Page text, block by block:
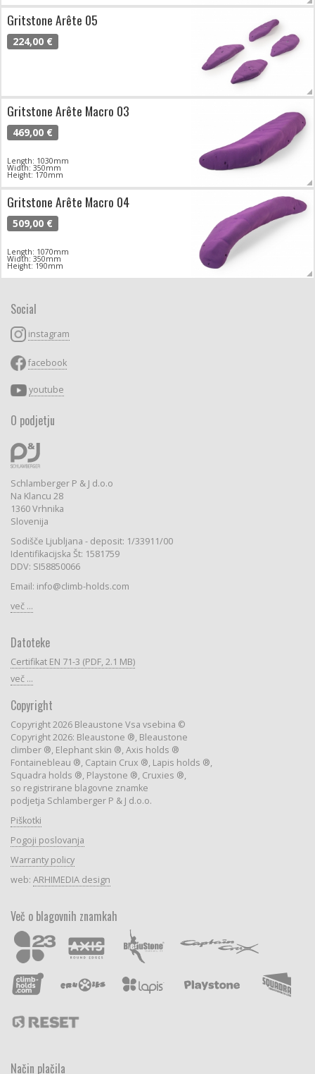
Gritstone Arête 05
224,00 €
Gritstone Arête Macro 03
469,00 €
Length: 1030mm
Width: 350mm
Height: 170mm
Gritstone Arête Macro 04
509,00 €
Length: 1070mm
Width: 350mm
Height: 190mm
Social
instagram
facebook
youtube
O podjetju
Schlamberger P & J d.o.o
Na Klancu 28
1360 Vrhnika
Slovenija
Sodišče Ljubljana - deposit: 1/33911/00
Identifikacijska Št: 1581759
DDV: SI58850066
Email: info@climb-holds.com
več ...
Datoteke
Certifikat EN 71-3 (PDF, 2.1 MB)
več ...
Copyright
Copyright 2026 Bleaustone Vsa vsebina ©
Copyright 2026: Bleaustone ®, Bleaustone
climber ®, Elephant skin ®, Axis holds ®
Fontainebleau ®, Captain Crux ®, Lapis holds ®,
Squadra holds ®, Playstone ®, Cruxies ®,
so registrirane blagovne znamke
podjetja Schlamberger P & J d.o.o.
Piškotki
Pogoji poslovanja
Warranty policy
web: ARHIMEDIA design
Več o blagovnih znamkah
Način plačila